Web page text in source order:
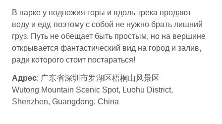
В парке у подножия горы и вдоль трека продают
воду и еду, поэтому с собой не нужно брать лишний
груз. Путь не обещает быть простым, но на вершине
открывается фантастический вид на город и залив,
ради которого стоит постараться!
Адрес: 广东省深圳市罗湖区梧桐山风景区
Wutong Mountain Scenic Spot, Luohu District,
Shenzhen, Guangdong, China